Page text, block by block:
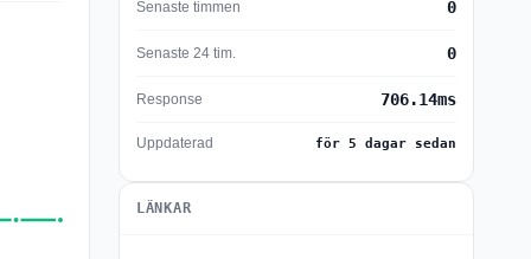
Senaste timmen 0
Senaste 24 tim. 0
Response 706.14ms
Uppdaterad för 5 dagar sedan
LÄNKAR